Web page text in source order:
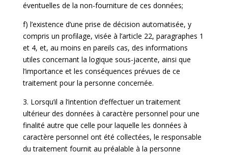
éventuelles de la non-fourniture de ces données;
f) l’existence d’une prise de décision automatisée, y
compris un profilage, visée à l’article 22, paragraphes 1
et 4, et, au moins en pareils cas, des informations
utiles concernant la logique sous-jacente, ainsi que
l’importance et les conséquences prévues de ce
traitement pour la personne concernée.
3. Lorsqu’il a l’intention d’effectuer un traitement
ultérieur des données à caractère personnel pour une
finalité autre que celle pour laquelle les données à
caractère personnel ont été collectées, le responsable
du traitement fournit au préalable à la personne